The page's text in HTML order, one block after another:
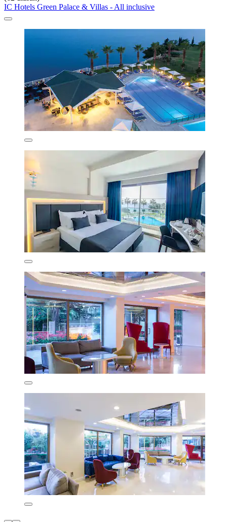
IC Hotels Green Palace & Villas - All inclusive